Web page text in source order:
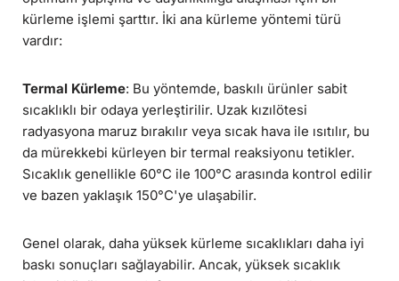
kürleme işlemi şarttır. İki ana kürleme yöntemi türü
vardır:
Termal Kürleme: Bu yöntemde, baskılı ürünler sabit
sıcaklıklı bir odaya yerleştirilir. Uzak kızılötesi
radyasyona maruz bırakılır veya sıcak hava ile ısıtılır, bu
da mürekkebi kürleyen bir termal reaksiyonu tetikler.
Sıcaklık genellikle 60°C ile 100°C arasında kontrol edilir
ve bazen yaklaşık 150°C'ye ulaşabilir.
Genel olarak, daha yüksek kürleme sıcaklıkları daha iyi
baskı sonuçları sağlayabilir. Ancak, yüksek sıcaklık